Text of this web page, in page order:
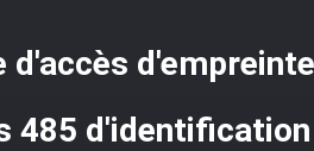
d'empreinte
485